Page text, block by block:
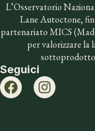
L’Osservatorio
Lane Autoctone,
partenariato MICS
per valorizzare la
sottoprodotto
Seguici